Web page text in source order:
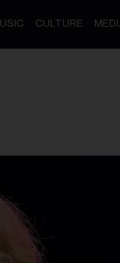
CULTURE